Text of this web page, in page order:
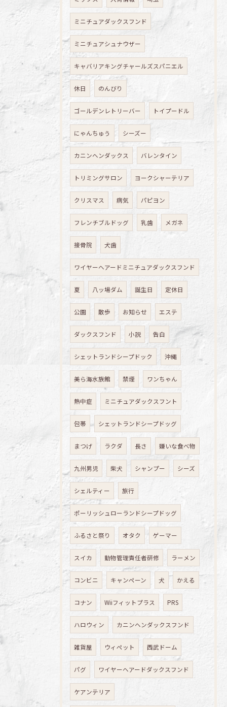
ミニチュアダックスフンド
ミニチュアシュナウザー
キャバリアキングチャールズスパニエル
休日 のんびり
ゴールデンレトリーバー トイプードル
にゃんちゅう シーズー
カニンヘンダックス バレンタイン
トリミングサロン ヨークシャーテリア
クリスマス 病気 パピヨン
フレンチブルドッグ 乳歯 メガネ
接骨院 犬歯
ワイヤーヘアードミニチュアダックスフンド
夏 八ッ場ダム 誕生日 定休日
公園 散歩 お知らせ エステ
ダックスフンド 小説 告白
シェットランドシープドック 沖縄
美ら海水族館 禁煙 ワンちゃん
熱中症 ミニチュアダックスフント
包帯 シェットランドシープドッグ
まつげ ラクダ 長さ 嫌いな食べ物
九州男児 柴犬 シャンプー シーズ
シェルティー 旅行
ポーリッシュローランドシープドッグ
ふるさと祭り オタク ゲーマー
スイカ 動物管理責任者研修 ラーメン
コンビニ キャンペーン 犬 かえる
コナン Wiiフィットプラス PRS
ハロウィン カニンヘンダックスフンド
雑貨屋 ウィペット 西武ドーム
パグ ワイヤーヘアードダックスフンド
ケアンテリア